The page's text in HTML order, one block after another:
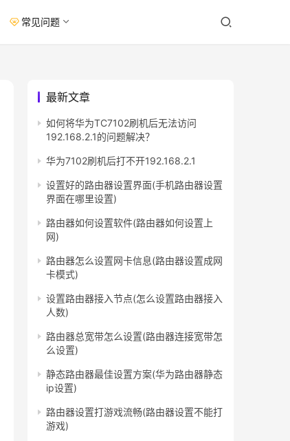
常见问题
最新文章
如何将华为TC7102刷机后无法访问
192.168.2.1的问题解决？
华为7102刷机后打不开192.168.2.1
设置好的路由器设置界面(手机路由器设置
界面在哪里设置)
路由器如何设置软件(路由器如何设置上
网)
路由器怎么设置网卡信息(路由器设置成网
卡模式)
设置路由器接入节点(怎么设置路由器接入
人数)
路由器总宽带怎么设置(路由器连接宽带怎
么设置)
静态路由器最佳设置方案(华为路由器静态
ip设置)
路由器设置打游戏流畅(路由器设置不能打
游戏)